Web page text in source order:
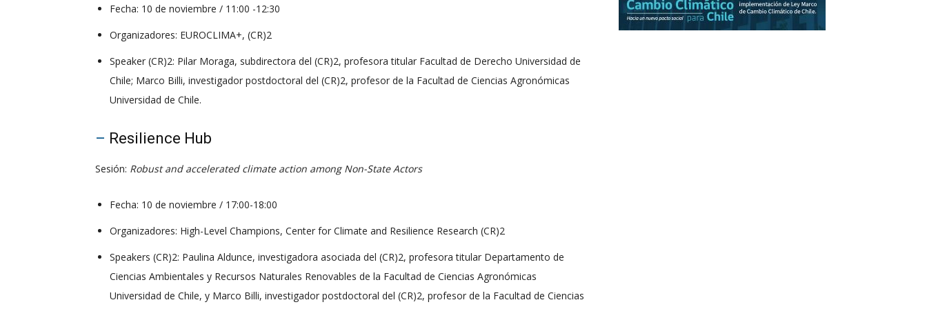
Fecha: 10 de noviembre / 11:00 -12:30
Organizadores: EUROCLIMA+, (CR)2
Speaker (CR)2: Pilar Moraga, subdirectora del (CR)2, profesora titular Facultad de Derecho Universidad de
Chile; Marco Billi, investigador postdoctoral del (CR)2, profesor de la Facultad de Ciencias Agronómicas
Universidad de Chile.
– Resilience Hub
Sesión: Robust and accelerated climate action among Non-State Actors
Fecha: 10 de noviembre / 17:00-18:00
Organizadores: High-Level Champions, Center for Climate and Resilience Research (CR)2
Speakers (CR)2: Paulina Aldunce, investigadora asociada del (CR)2, profesora titular Departamento de
Ciencias Ambientales y Recursos Naturales Renovables de la Facultad de Ciencias Agronómicas
Universidad de Chile, y Marco Billi, investigador postdoctoral del (CR)2, profesor de la Facultad de Ciencias